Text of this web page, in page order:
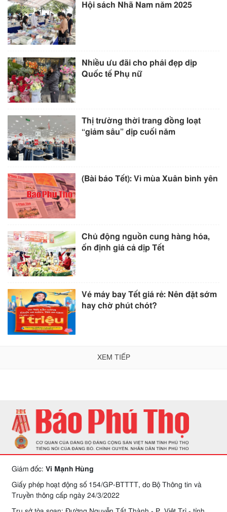
Hội sách Nhã Nam năm 2025
Nhiều ưu đãi cho phái đẹp dịp
Quốc tế Phụ nữ
Thị trường thời trang đồng loạt
“giảm sâu” dịp cuối năm
(Bài báo Tết): Vì mùa Xuân bình yên
Chủ động nguồn cung hàng hóa,
ổn định giá cả dịp Tết
Vé máy bay Tết giá rẻ: Nên đặt sớm
hay chờ phút chót?
XEM TIẾP
Giám đốc: Vi Mạnh Hùng
Giấy phép hoạt động số 154/GP-BTTTT, do Bộ Thông tin và
Truyền thông cấp ngày 24/3/2022